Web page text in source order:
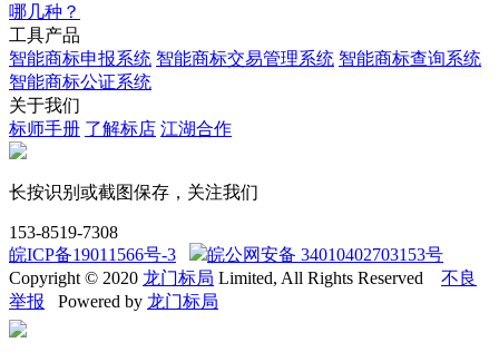
哪几种？
工具产品
智能商标申报系统 智能商标交易管理系统 智能商标查询系统
智能商标公证系统
关于我们
标师手册 了解标店 江湖合作
长按识别或截图保存，关注我们
153-8519-7308
皖ICP备19011566号-3
皖公网安备 34010402703153号
Copyright © 2020 龙门标局 Limited, All Rights Reserved 不良
举报 Powered by 龙门标局